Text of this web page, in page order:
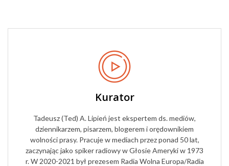
Kurator
Tadeusz (Ted) A. Lipień jest ekspertem ds. mediów,
dziennikarzem, pisarzem, blogerem i orędownikiem
wolności prasy. Pracuje w mediach przez ponad 50 lat,
zaczynając jako spiker radiowy w Głosie Ameryki w 1973
r. W 2020-2021 był prezesem Radia Wolna Europa/Radia